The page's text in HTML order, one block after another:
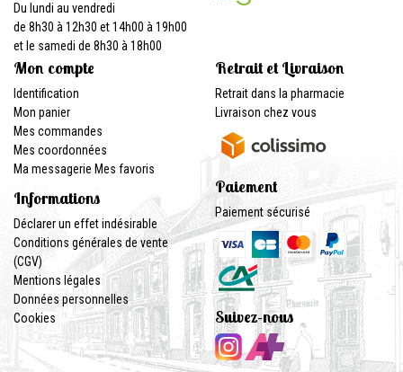
Du lundi au vendredi
de 8h30 à 12h30 et 14h00 à 19h00
et le samedi de 8h30 à 18h00
Mon compte
Identification
Mon panier
Mes commandes
Mes coordonnées
Ma messagerie Mes favoris
Informations
Déclarer un effet indésirable
Conditions générales de vente
(CGV)
Mentions légales
Données personnelles
Cookies
Retrait et Livraison
Retrait dans la pharmacie
Livraison chez vous
Paiement
Paiement sécurisé
Suivez-nous